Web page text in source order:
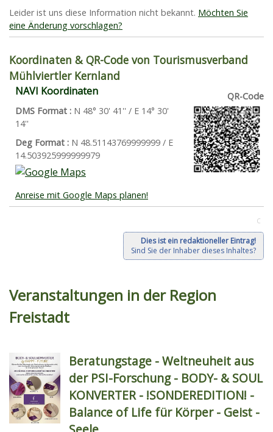
Leider ist uns diese Information nicht bekannt. Möchten Sie
eine Änderung vorschlagen?
Koordinaten & QR-Code von Tourismusverband
Mühlviertler Kernland
NAVI Koordinaten
DMS Format : N 48° 30' 41'' / E 14° 30'
14''
Deg Format : N 48.51143769999999 / E
14.503925999999979
Anreise mit Google Maps planen!
QR-Code
C
Dies ist ein redaktioneller Eintrag!
Sind Sie der Inhaber dieses Inhaltes?
Veranstaltungen in der Region
Freistadt
Beratungstage - Weltneuheit aus
der PSI-Forschung - BODY- & SOUL
KONVERTER - !SONDEREDITION! -
Balance of Life für Körper - Geist -